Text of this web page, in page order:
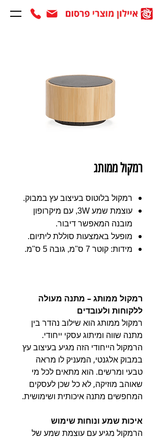
רמקול ממותג
רמקול בלוטוס בעיצוב עץ במבוק.
עוצמת שמע 3W, עם מיקרופון
מובנה המאפשר דיבור.
מופעל באמצעות סוללת ליתיום.
מידות: קוטר 7 ס"מ, גובה 5 ס"מ.
רמקול ממותג – מתנה מעולה
ללקוחות ולעובדים
רמקול ממותג הוא שילוב נהדר בין
מתנה שווה ומיתוג עסקי ייחודי.
הרמקול הייחודי הזה מגיע בעיצוב עץ
במבוק אלגנטי, המעניק לו מראה
טבעי ומרשים. הוא מתאים לכל מי
שאוהב מוזיקה, לא כל שכן לעסקים
המחפשים מתנה איכותית ושימושית.
איכות שמע ונוחות שימוש
הרמקול מגיע עם עוצמת שמע של